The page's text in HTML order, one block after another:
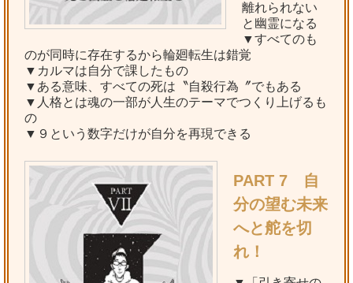
離れられない
と幽霊になる
▼すべてのも
のが同時に存在するから輪廻転生は錯覚
▼カルマは自分で課したもの
▼ある意味、すべての死は〝自殺行為〞でもある
▼人格とは魂の一部が人生のテーマでつくり上げるも
の
▼９という数字だけが自分を再現できる
PART 7 自
分の望む未来
へと舵を切
れ！